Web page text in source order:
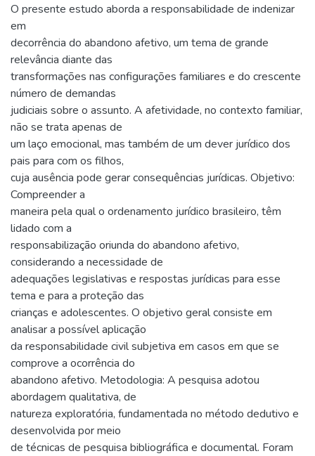
O presente estudo aborda a responsabilidade de indenizar
em
decorrência do abandono afetivo, um tema de grande
relevância diante das
transformações nas configurações familiares e do crescente
número de demandas
judiciais sobre o assunto. A afetividade, no contexto familiar,
não se trata apenas de
um laço emocional, mas também de um dever jurídico dos
pais para com os filhos,
cuja ausência pode gerar consequências jurídicas. Objetivo:
Compreender a
maneira pela qual o ordenamento jurídico brasileiro, têm
lidado com a
responsabilização oriunda do abandono afetivo,
considerando a necessidade de
adequações legislativas e respostas jurídicas para esse
tema e para a proteção das
crianças e adolescentes. O objetivo geral consiste em
analisar a possível aplicação
da responsabilidade civil subjetiva em casos em que se
comprove a ocorrência do
abandono afetivo. Metodologia: A pesquisa adotou
abordagem qualitativa, de
natureza exploratória, fundamentada no método dedutivo e
desenvolvida por meio
de técnicas de pesquisa bibliográfica e documental. Foram